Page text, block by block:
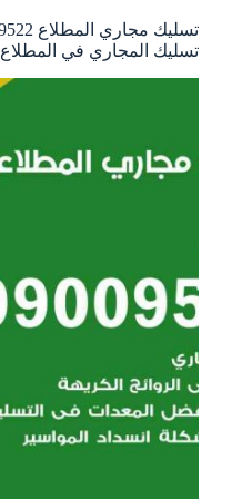
تسليك المجاري في المطلاع